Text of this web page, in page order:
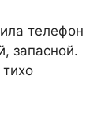
телефон
запасной.